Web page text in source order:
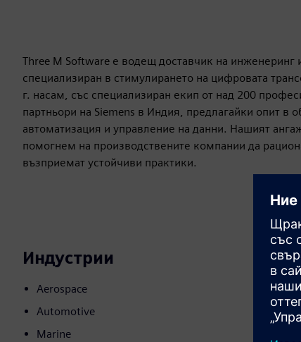
Three M Software е водещ доставчик на
специализиран в стимулирането на цифровата
г. насам, със специализиран екип от над 200
партньори на Siemens в Индия, предлагайки опит в
автоматизация и управление на данни. Нашият
помогнем на производствените компании да
възприемат устойчиви практики.
Индустрии
Aerospace
Automotive
Marine